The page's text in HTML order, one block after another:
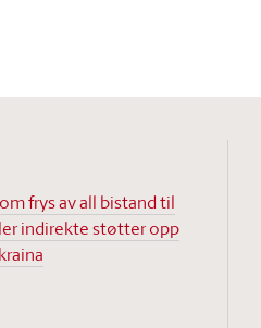
frys av all bistand til
indirekte støtter opp